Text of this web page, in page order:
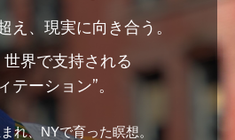
え、現実に向き合う。
界で支持される
テーション”。
れ、NYで育った瞑想。